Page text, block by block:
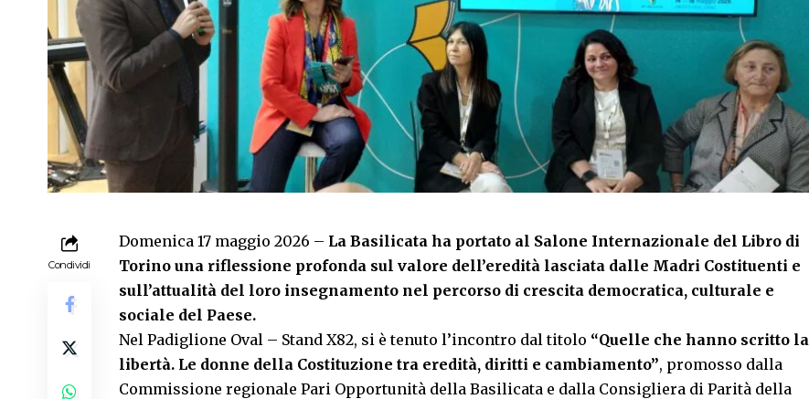
Condividi
Domenica 17 maggio 2026 – La Basilicata ha portato al Salone Internazionale del Libro di
Torino una riflessione profonda sul valore dell’eredità lasciata dalle Madri Costituenti e
sull’attualità del loro insegnamento nel percorso di crescita democratica, culturale e
sociale del Paese.
Nel Padiglione Oval – Stand X82, si è tenuto l’incontro dal titolo “Quelle che hanno scritto la
libertà. Le donne della Costituzione tra eredità, diritti e cambiamento”, promosso dalla
Commissione regionale Pari Opportunità della Basilicata e dalla Consigliera di Parità della